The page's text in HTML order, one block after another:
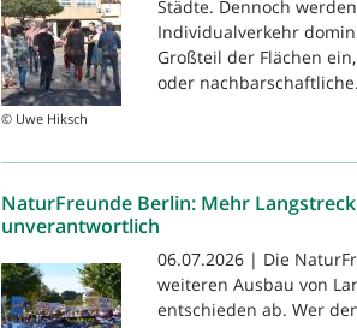
© Uwe Hiksch
Städte. Dennoch
Individualverkehr
Großteil der Flächen
oder
NaturFreunde Berlin: Mehr
unverantwortlich
06.07.2026 | Die
weiteren Ausbau von
entschieden ab. Wer